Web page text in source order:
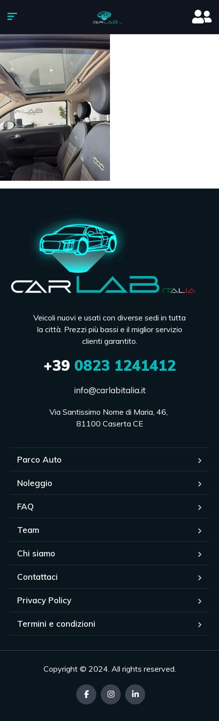
Veicoli nuovi e usati con diverse sedi in tutta
la città. Prezzi più bassi e il miglior servizio
clienti garantito.
+390823 1241412
info@carlabitalia.it
Via Santissimo Nome di Maria, 46,
81100 Caserta CE
Parco Auto
Noleggio
FAQ
Team
Chi siamo
Contattaci
Privacy Policy
Termini e condizioni
Copyright © 2024. All rights reserved.